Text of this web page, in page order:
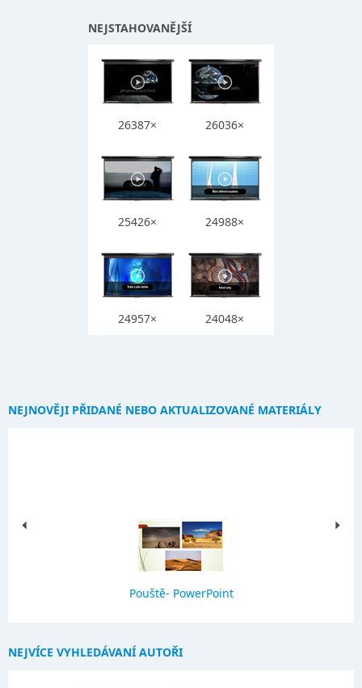
NEJSTAHOVANĚJŠÍ
26387× 26036×
25426× 24988×
24957× 24048×
NEJNOVĚJI PŘIDANÉ NEBO AKTUALIZOVANÉ MATERIÁLY
Pouště- PowerPoint
NEJVÍCE VYHLEDÁVANÍ AUTOŘI